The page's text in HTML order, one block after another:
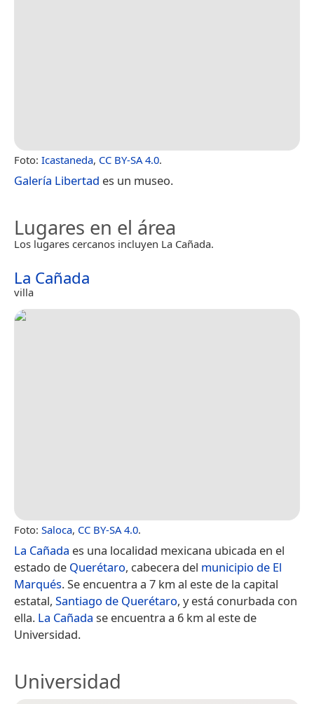
Foto: Icastaneda, CC BY-SA 4.0.
Galería Libertad es un museo.
Lugares en el área
Los lugares cercanos incluyen La Cañada.
La Cañada
villa
Foto: Saloca, CC BY-SA 4.0.
La Cañada es una localidad mexicana ubicada en el
estado de Querétaro, cabecera del municipio de El
Marqués. Se encuentra a 7 km al este de la capital
estatal, Santiago de Querétaro, y está conurbada con
ella. La Cañada se encuentra a 6 km al este de
Universidad.
Universidad